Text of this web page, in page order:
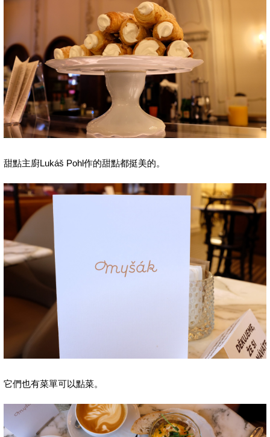
甜點主廚Lukáš Pohl作的甜點都挺美的。
它們也有菜單可以點菜。